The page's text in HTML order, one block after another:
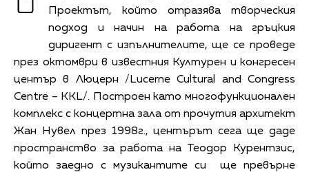
Проектът, който отразява творческия
подход и начин на работа на гръцкия
диригент с изпълнителите, ще се проведе
през октомври в известния Културен и конгресен
център в Люцерн /Lucerne Cultural and Congress
Centre – KKL/. Построен като многофункционален
комплекс с концертна зала от прочутия архитект
Жан Нувел през 1998г., центърът сега ще даде
пространство за работа на Теодор Курентзис,
който заедно с музикантите си ще превърне